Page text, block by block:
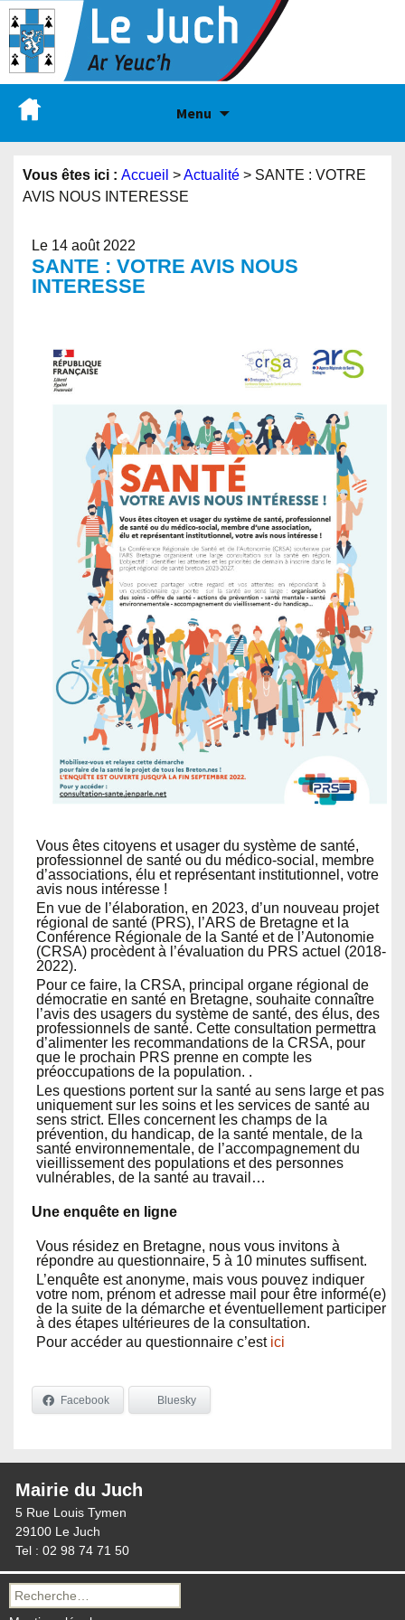
Menu
Vous êtes ici : Accueil >Actualité > SANTE : VOTRE
AVIS NOUS INTERESSE
Le 14 août 2022
SANTE : VOTRE AVIS NOUS
INTERESSE
Vous êtes citoyens et usager du système de santé,
professionnel de santé ou du médico-social, membre
d’associations, élu et représentant institutionnel, votre
avis nous intéresse !
En vue de l’élaboration, en 2023, d’un nouveau projet
régional de santé (PRS), l’ARS de Bretagne et la
Conférence Régionale de la Santé et de l’Autonomie
(CRSA) procèdent à l’évaluation du PRS actuel (2018-
2022).
Pour ce faire, la CRSA, principal organe régional de
démocratie en santé en Bretagne, souhaite connaître
l’avis des usagers du système de santé, des élus, des
professionnels de santé. Cette consultation permettra
d’alimenter les recommandations de la CRSA, pour
que le prochain PRS prenne en compte les
préoccupations de la population. .
Les questions portent sur la santé au sens large et pas
uniquement sur les soins et les services de santé au
sens strict. Elles concernent les champs de la
prévention, du handicap, de la santé mentale, de la
santé environnementale, de l’accompagnement du
vieillissement des populations et des personnes
vulnérables, de la santé au travail…
Une enquête en ligne
Vous résidez en Bretagne, nous vous invitons à
répondre au questionnaire, 5 à 10 minutes suffisent.
L’enquête est anonyme, mais vous pouvez indiquer
votre nom, prénom et adresse mail pour être informé(e)
de la suite de la démarche et éventuellement participer
à des étapes ultérieures de la consultation.
Pour accéder au questionnaire c’est ici
Facebook Bluesky
Mairie du Juch
5 Rue Louis Tymen
29100 Le Juch
Tel : 02 98 74 71 50
Recherche
pour :